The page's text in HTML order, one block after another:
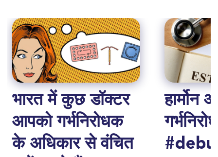
भारत में कुछ डॉक्टर
आपको गर्भनिरोधक
के अधिकार से वंचित
हार्मोन